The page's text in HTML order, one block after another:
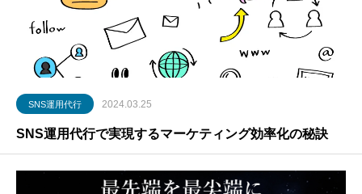
SNS運用代行 2024.03.25
SNS運用代行で実現するマーケティング効率化の秘訣